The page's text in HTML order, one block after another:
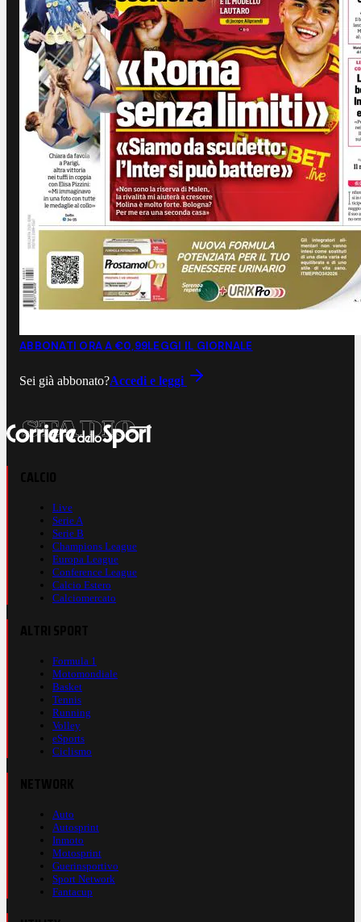
ABBONATI ORA A €0,99LEGGI IL GIORNALE
Sei già abbonato?Accedi e leggi
Live
Serie A
Serie B
Champions League
Europa League
Conference League
Calcio Estero
Calciomercato
Formula 1
Motomondiale
Basket
Tennis
Running
Volley
eSports
Ciclismo
Auto
Autosprint
Inmoto
Motosprint
Guerinsportivo
Sport Network
Fantacup